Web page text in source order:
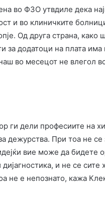
во ФЗО утвдиле дека
и во клиничките
Од друга страна,
за додатоци на плата
во месецот не влегол
ги дели професиите на
дежурства. При тоа не
вие може да бидете
и не се
не е непознато, кажа